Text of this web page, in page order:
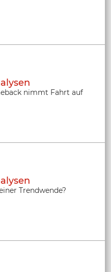
nimmt Fahrt auf
Trendwende?